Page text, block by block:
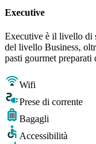
Executive
Executive è il livello di
del livello Business,
pasti gourmet
Wifi
Prese di corrente
Bagagli
Accessibilità